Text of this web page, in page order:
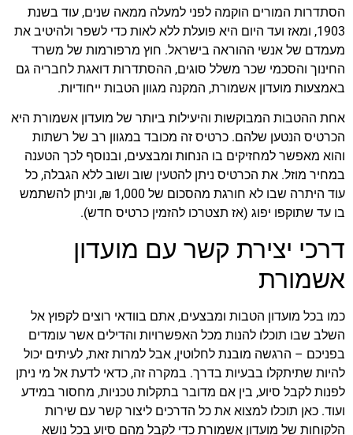
הסתדרות המורים הוקמה לפני למעלה ממאה שנים, עוד בשנת
1903, ומאז ועד היום היא פועלת ללא לאות כדי לשפר ולהיטיב את
מעמדם של אנשי ההוראה בישראל. חוץ מרפורמות של משרד
החינוך והסכמי שכר משלל סוגים, ההסתדרות דואגת לחבריה גם
באמצעות מועדון אשמורת, המקנה מגוון הטבות ייחודיות.
אחת ההטבות המבוקשות והיעילות ביותר של מועדון אשמורת היא
הכרטיס הנטען שלהם. כרטיס זה מכובד במגוון רב של רשתות
והוא מאפשר למחזיקים בו הנחות ומבצעים, ובנוסף לכך הטענה
במחיר מוזל. את הכרטיס ניתן להטעין שוב ושוב ללא הגבלה, כל
עוד היתרה שבו לא חורגת מהסכום של 1,000 ₪, וניתן להשתמש
בו עד שתוקפו יפוג (אז תצטרכו להזמין כרטיס חדש).
דרכי יצירת קשר עם מועדון
אשמורת
כמו בכל מועדון הטבות ומבצעים, אתם בוודאי רוצים לקפוץ אל
השלב שבו תוכלו להנות מכל האפשרויות והדילים אשר עומדים
בפניכם – הרגשה מובנת לחלוטין, אבל למרות זאת, לעיתים יכול
להיות שתיתקלו בבעיות בדרך. במקרה זה, כדאי לדעת אל מי ניתן
לפנות לקבל סיוע, בין אם מדובר בתקלות טכניות, מחסור במידע
ועוד. כאן תוכלו למצוא את כל הדרכים ליצור קשר עם שירות
הלקוחות של מועדון אשמורת כדי לקבל מהם סיוע בכל נושא